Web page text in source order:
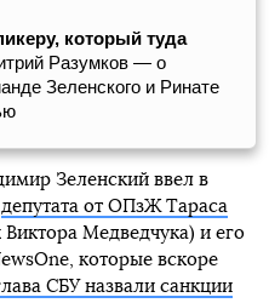
который туда
Разумков — о
Зеленского и Ринате
Зеленский ввел в
депутата от ОПзЖ Тараса
Медведчука) и его
которые вскоре
СБУ назвали санкции